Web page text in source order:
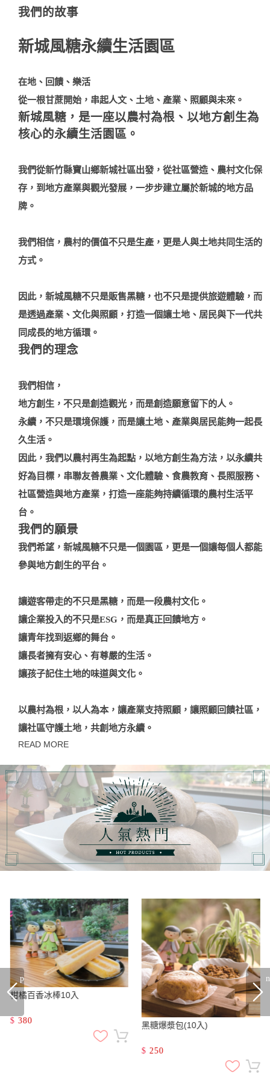
我們的故事
新城風糖永續生活園區
在地、回饋、樂活
從一根甘蔗開始，串起人文、土地、產業、照顧與未來。
新城風糖，是一座以農村為根、以地方創生為
核心的永續生活園區。
我們從新竹縣寶山鄉新城社區出發，從社區營造、農村文化保
存，到地方產業與觀光發展，一步步建立屬於新城的地方品
牌。
我們相信，農村的價值不只是生產，更是人與土地共同生活的
方式。
因此，新城風糖不只是販售黑糖，也不只是提供旅遊體驗，而
是透過產業、文化與照顧，打造一個讓土地、居民與下一代共
同成長的地方循環。
我們的理念
我們相信，
地方創生，不只是創造觀光，而是創造願意留下的人。
永續，不只是環境保護，而是讓土地、產業與居民能夠一起長
久生活。
因此，我們以農村再生為起點，以地方創生為方法，以永續共
好為目標，串聯友善農業、文化體驗、食農教育、長照服務、
社區營造與地方產業，打造一座能夠持續循環的農村生活平
台。
我們的願景
我們希望，新城風糖不只是一個園區，更是一個讓每個人都能
參與地方創生的平台。
讓遊客帶走的不只是黑糖，而是一段農村文化。
讓企業投入的不只是ESG，而是真正回饋地方。
讓青年找到返鄉的舞台。
讓長者擁有安心、有尊嚴的生活。
讓孩子記住土地的味道與文化。
以農村為根，以人為本，讓產業支持照顧，讓照顧回饋社區，
讓社區守護土地，共創地方永續。
READ MORE
柑橘百香冰棒10入
$ 380 黑糖爆漿包(10入)
$ 250
prev